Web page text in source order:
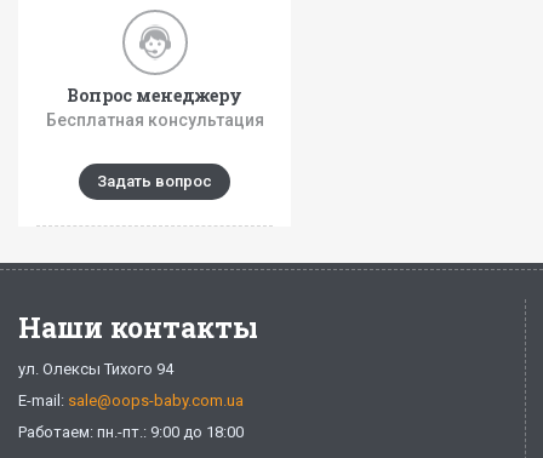
Вопрос менеджеру
Бесплатная консультация
Задать вопрос
Наши контакты
ул. Олексы Тихого 94
E-mail: sale@oops-baby.com.ua
Работаем: пн.-пт.: 9:00 до 18:00